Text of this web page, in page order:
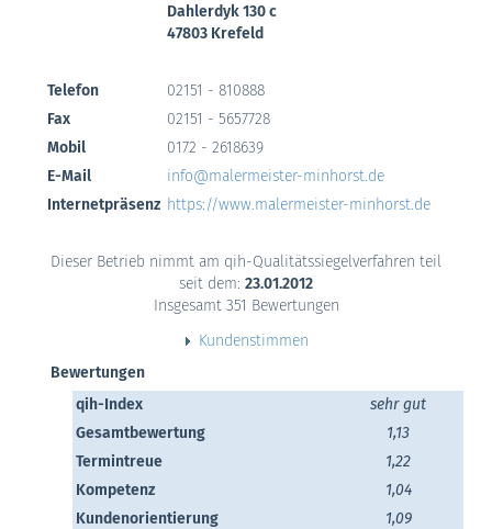
Dahlerdyk 130 c
47803 Krefeld
Telefon
02151 - 810888
Fax
02151 - 5657728
Mobil
0172 - 2618639
E-Mail
info@malermeister-minhorst.de
Internetpräsenz https://www.malermeister-minhorst.de
Dieser Betrieb nimmt am qih-Qualitätssiegelverfahren teil
seit dem: 23.01.2012
Insgesamt 351 Bewertungen
Kundenstimmen
Bewertungen
qih-Index
sehr gut
Gesamtbewertung
1,13
Termintreue
1,22
Kompetenz
1,04
Kundenorientierung
1,09